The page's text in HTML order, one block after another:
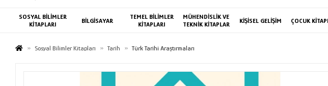
SOSYAL BİLİMLER
KİTAPLARI
BİLGİSAYAR
TEMEL BİLİMLER
KİTAPLARI
MÜHENDİSLİK VE
TEKNİK KİTAPLAR
KİŞİSEL GELİŞİM ÇOCUK
Sosyal Bilimler Kitapları Tarih Türk Tarihi Araştırmaları